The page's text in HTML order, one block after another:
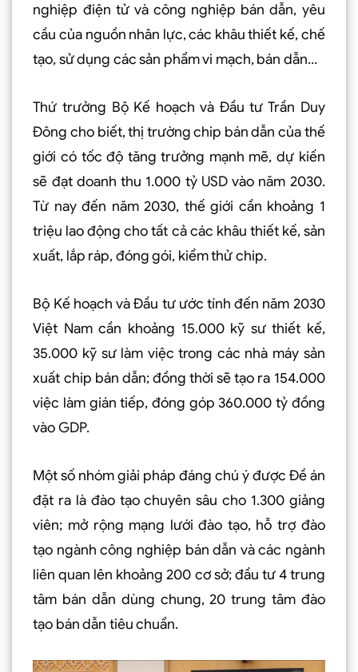
nghiệp điện tử và công nghiệp bán dẫn, yêu
cầu của nguồn nhân lực, các khâu thiết kế, chế
tạo, sử dụng các sản phẩm vi mạch, bán dẫn…
Thứ trưởng Bộ Kế hoạch và Đầu tư Trần Duy
Đông cho biết, thị trường chip bán dẫn của thế
giới có tốc độ tăng trưởng mạnh mẽ, dự kiến
sẽ đạt doanh thu 1.000 tỷ USD vào năm 2030.
Từ nay đến năm 2030, thế giới cần khoảng 1
triệu lao động cho tất cả các khâu thiết kế, sản
xuất, lắp ráp, đóng gói, kiểm thử chip.
Bộ Kế hoạch và Đầu tư ước tính đến năm 2030
Việt Nam cần khoảng 15.000 kỹ sư thiết kế,
35.000 kỹ sư làm việc trong các nhà máy sản
xuất chip bán dẫn; đồng thời sẽ tạo ra 154.000
việc làm gián tiếp, đóng góp 360.000 tỷ đồng
vào GDP.
Một số nhóm giải pháp đáng chú ý được Đề án
đặt ra là đào tạo chuyên sâu cho 1.300 giảng
viên; mở rộng mạng lưới đào tạo, hỗ trợ đào
tạo ngành công nghiệp bán dẫn và các ngành
liên quan lên khoảng 200 cơ sở; đầu tư 4 trung
tâm bán dẫn dùng chung, 20 trung tâm đào
tạo bán dẫn tiêu chuẩn.